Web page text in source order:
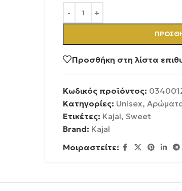
Προσθήκη στη λίστα
Κωδικός προϊόντος:
Κατηγορίες: Unisex,
Ετικέτες: Kajal, Sweet
Brand: Kajal
Μοιραστείτε: